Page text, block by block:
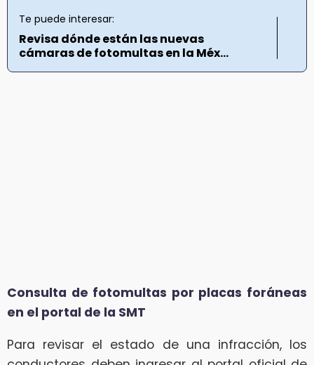
Te puede interesar:
Revisa dónde están las nuevas
cámaras de fotomultas en la Méx...
Consulta de fotomultas por placas foráneas
en el portal de la SMT
Para revisar el estado de una infracción, los